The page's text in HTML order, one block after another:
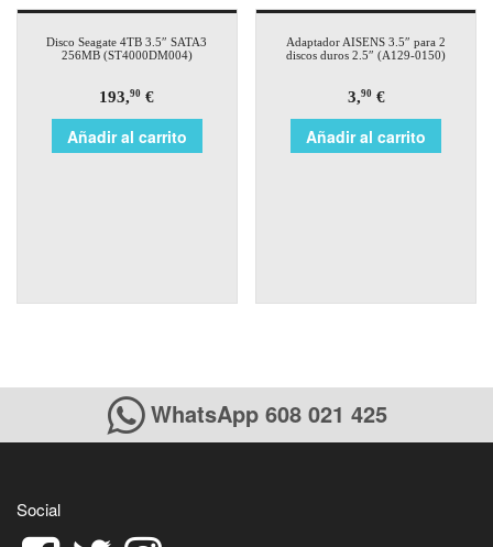
Disco Seagate 4TB 3.5″ SATA3
256MB (ST4000DM004)
193,90 €
Añadir al carrito
Adaptador AISENS 3.5″ para 2
discos duros 2.5″ (A129-0150)
3,90€
Añadir al carrito
WhatsApp 608 021 425
Social